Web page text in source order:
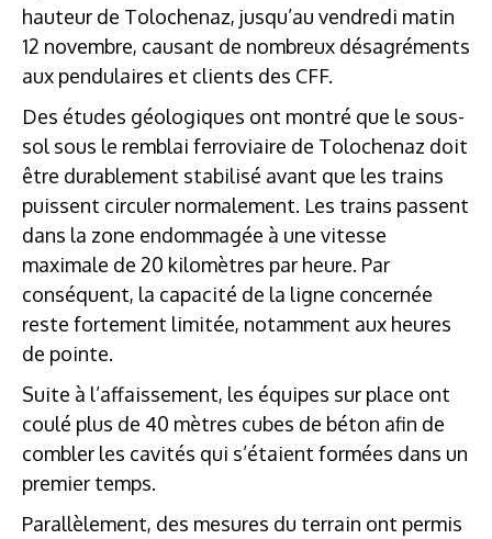
hauteur de Tolochenaz, jusqu’au vendredi matin
12 novembre, causant de nombreux désagréments
aux pendulaires et clients des CFF.
Des études géologiques ont montré que le sous-
sol sous le remblai ferroviaire de Tolochenaz doit
être durablement stabilisé avant que les trains
puissent circuler normalement. Les trains passent
dans la zone endommagée à une vitesse
maximale de 20 kilomètres par heure. Par
conséquent, la capacité de la ligne concernée
reste fortement limitée, notamment aux heures
de pointe.
Suite à l’affaissement, les équipes sur place ont
coulé plus de 40 mètres cubes de béton afin de
combler les cavités qui s’étaient formées dans un
premier temps.
Parallèlement, des mesures du terrain ont permis